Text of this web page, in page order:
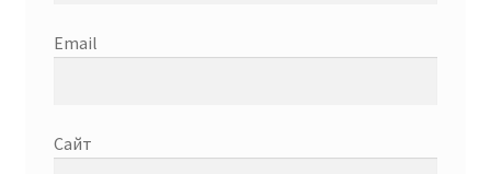
Email
Сайт